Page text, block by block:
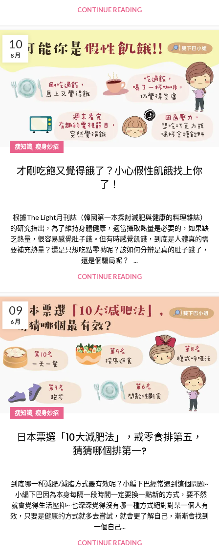
CONTINUE READING
10
8 月
瘦知識, 瘦身妙招
才剛吃飽又覺得餓了？小心假性飢餓找上你
了！
根據The Light月刊誌（韓國第一本探討減肥與健康的料理雜誌）
的研究指出，為了維持身體健康，適當攝取熱量是必要的，如果缺
乏熱量，很容易感覺肚子餓。但有時感覺飢餓，到底是人體真的需
要補充熱量？還是只想吃點零嘴呢？該如何分辨是真的肚子餓了，
還是個騙局呢？ ...
CONTINUE READING
09
6 月
瘦知識, 瘦身妙招
日本票選「10大減肥法」，戒零食排第五，
猜猜哪個排第一?
到底哪一種減肥/減脂方式最有效呢？小編下巴經常遇到這個問題~
小編下巴因為本身每隔一段時間一定要換一點新的方式，要不然
就會覺得生活壓抑~ 也深深覺得沒有哪一種方式絕對對某一個人有
效，只要是健康的方式就多去嘗試，就會更了解自己，漸漸會找到
一個自己...
CONTINUE READING